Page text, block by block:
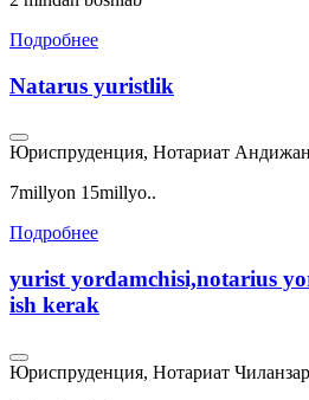
Подробнее
Natarus yuristlik
Юриспруденция, Нотариат Андижан
7millyon 15millyo..
Подробнее
yurist yordamchisi,notarius
ish kerak
Юриспруденция, Нотариат